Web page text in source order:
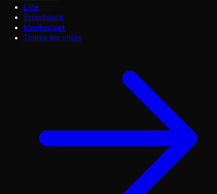
Lille
Strasbourg
Montpellier
Toutes les villes